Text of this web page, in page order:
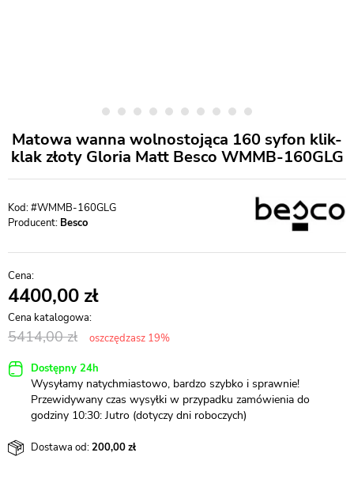
Matowa wanna wolnostojąca 160 syfon klik-
klak złoty Gloria Matt Besco WMMB-160GLG
#WMMB-160GLG
Producent: Besco
4400,00
5414,00 oszczędzasz 19%
Dostępny 24h
Wysyłamy natychmiastowo, bardzo szybko i sprawnie!
Przewidywany czas wysyłki w przypadku zamówienia do
godziny 10:30: Jutro (dotyczy dni roboczych)
Dostawa od:200,00